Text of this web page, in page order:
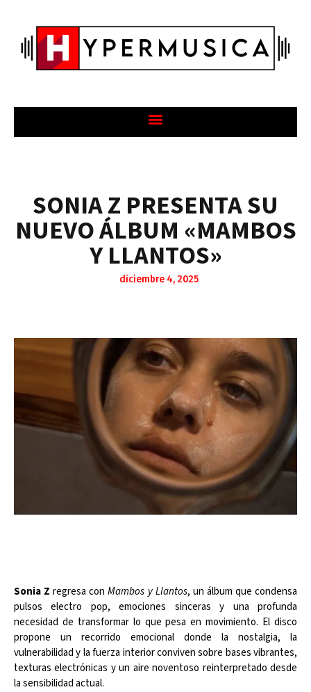
SONIA Z PRESENTA SU
NUEVO ÁLBUM «MAMBOS
Y LLANTOS»
diciembre 4, 2025
Sonia Z regresa conMambos y Llantos, un álbum que condensa
pulsos electro pop, emociones sinceras y una profunda
necesidad de transformar lo que pesa en movimiento. El disco
propone un recorrido emocional donde la nostalgia, la
vulnerabilidad y la fuerza interior conviven sobre bases vibrantes,
texturas electrónicas y un aire noventoso reinterpretado desde
la sensibilidad actual.